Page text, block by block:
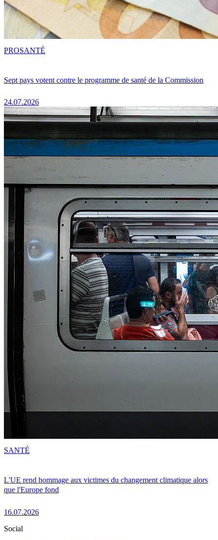
Sept pays votent contre le programme de santé de la Commission
24.07.2026
PROSANTÉ
L'UE rend hommage aux victimes du changement climatique alors
que l'Europe fond
16.07.2026
SANTÉ
Social